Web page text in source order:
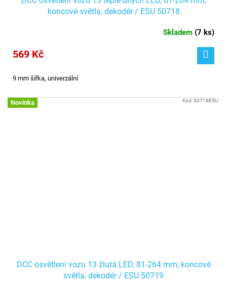
koncové světla, dekodér / ESU 50718
Skladem (7 ks)
569 Kč
9 mm šířka, univerzální
Novinka
DCC osvětlení vozu 13 žlutá LED, 81-264 mm, koncové
světla, dekodér / ESU 50719
Kód: 50719ESU